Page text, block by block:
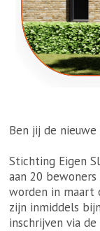
Ben jij de
Stichting Eigen
aan 20
worden in maart
zijn inmiddels
inschrijven via